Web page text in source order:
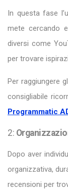
In questa fase
mete cercando
diversi come
per trovare
Per raggiungere
consigliabile
Programmatic
2:
Dopo aver
organizzativa,
recensioni per